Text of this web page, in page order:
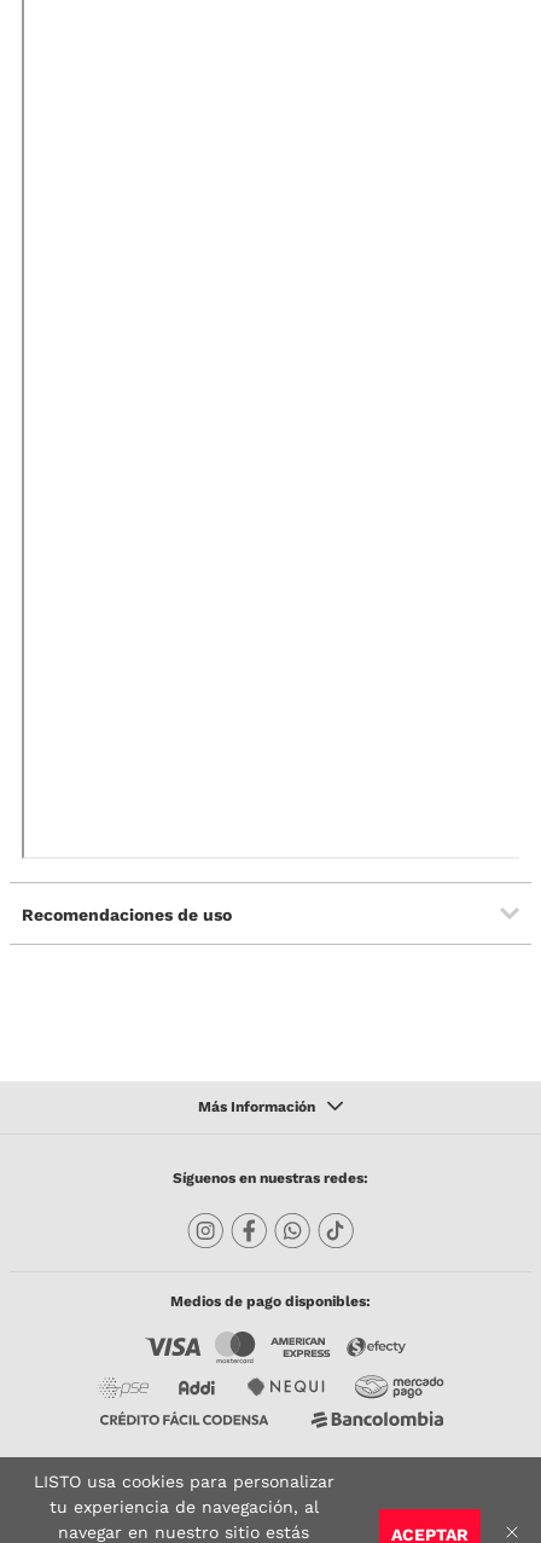
Recomendaciones de uso
Síguenos en nuestras redes:
Medios de pago disponibles:
Copyright © 2023 TODACO S.A.S. Listo Mundo Cerámico. All Rights Reserved. Powered
by
Sitio seguro: Vigilado por: Certificado:
ACEPTAR
LISTO usa cookies para personalizar
tu experiencia de navegación, al
navegar en nuestro sitio estás